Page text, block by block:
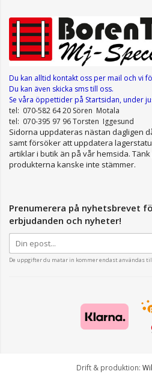
Du kan alltid kontakt oss per mail och vi
Du kan även skicka sms till oss.
Se våra öppettiderpå Startsidan, under
tel: 070-582 64 20 Sören Motala
tel: 070-395 97 96 Torsten Iggesund
Sidorna uppdateras nästan dagligen
samt försöker att uppdatera
artiklar i butik än på vår hemsida.
produkterna kanske inte stämmer.
Prenumerera på nyhetsbrevet
erbjudanden och nyheter!
De uppgifter du matar in kommer endast användas
Drift & produktion: